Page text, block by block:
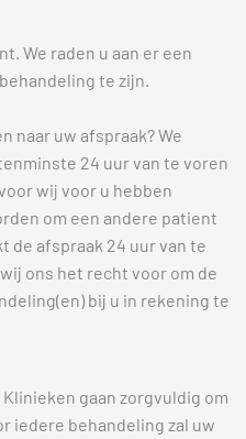
We raden u aan er een
te zijn.
naar uw afspraak? We
24 uur van te voren
wij voor u hebben
om een andere patient
de afspraak 24 uur van te
ons het recht voor om de
bij u in rekening te
gaan zorgvuldig om
iedere behandeling zal uw